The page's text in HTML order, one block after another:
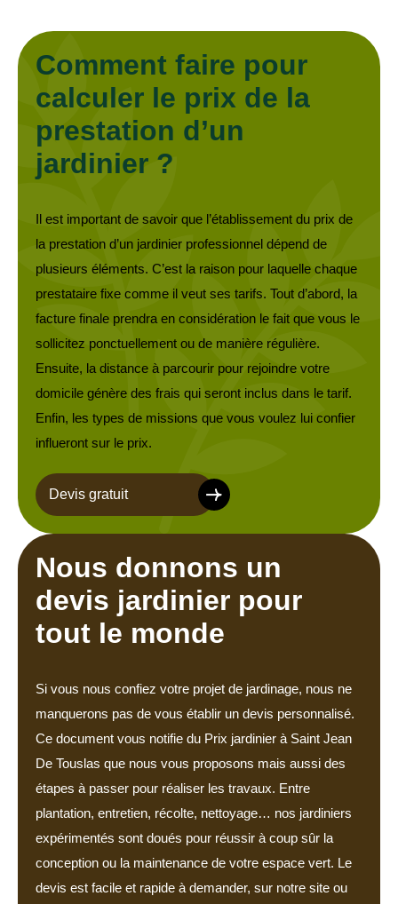
Comment faire pour
calculer le prix de la
prestation d’un
jardinier ?
Il est important de savoir que l’établissement du prix de
la prestation d’un jardinier professionnel dépend de
plusieurs éléments. C’est la raison pour laquelle chaque
prestataire fixe comme il veut ses tarifs. Tout d’abord, la
facture finale prendra en considération le fait que vous le
sollicitez ponctuellement ou de manière régulière.
Ensuite, la distance à parcourir pour rejoindre votre
domicile génère des frais qui seront inclus dans le tarif.
Enfin, les types de missions que vous voulez lui confier
influeront sur le prix.
Devis gratuit
Nous donnons un
devis jardinier pour
tout le monde
Si vous nous confiez votre projet de jardinage, nous ne
manquerons pas de vous établir un devis personnalisé.
Ce document vous notifie du Prix jardinier à Saint Jean
De Touslas que nous vous proposons mais aussi des
étapes à passer pour réaliser les travaux. Entre
plantation, entretien, récolte, nettoyage… nos jardiniers
expérimentés sont doués pour réussir à coup sûr la
conception ou la maintenance de votre espace vert. Le
devis est facile et rapide à demander, sur notre site ou